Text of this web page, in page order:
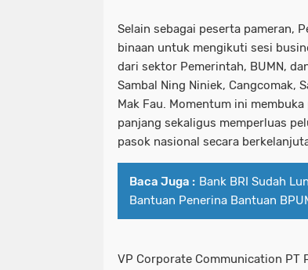
Selain sebagai peserta pameran,
binaan untuk mengikuti sesi
dari sektor Pemerintah, BUMN,
Sambal Ning Niniek, Cangcomak,
Mak Fau. Momentum ini
panjang sekaligus memperluas
pasok nasional secara
Baca Juga : Bank BRI Sudah
Bantuan Penerina Bantuan
VP Corporate Communication PT